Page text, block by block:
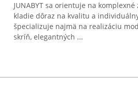
JUNABYT sa orientuje na
kladie dôraz na kvalitu a
špecializuje najmä na realizáciu
skríň, elegantných ...